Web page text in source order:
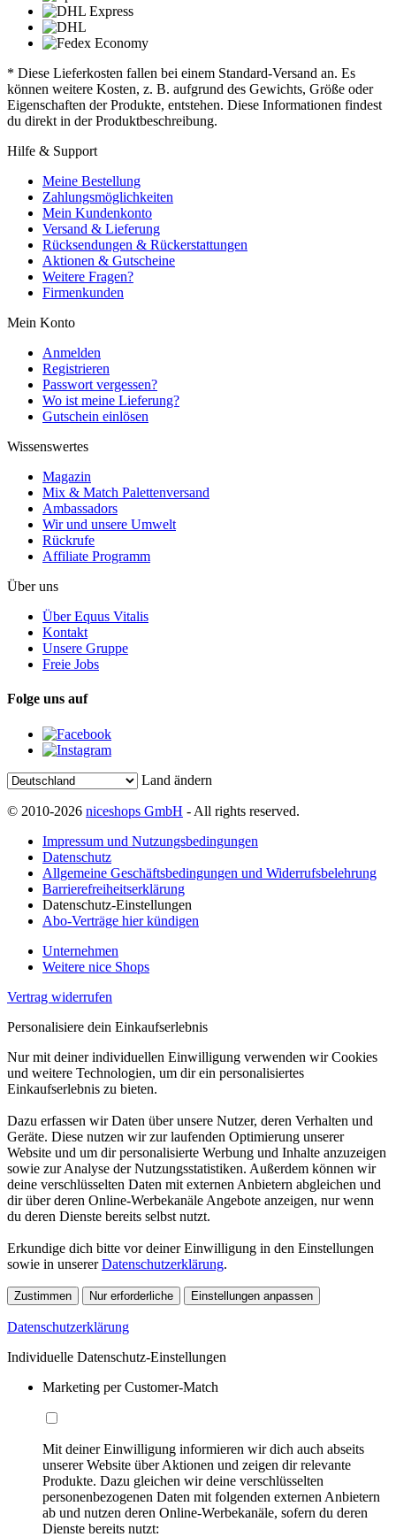
* Diese Lieferkosten fallen bei einem Standard-Versand an. Es
können weitere Kosten, z. B. aufgrund des Gewichts, Größe oder
Eigenschaften der Produkte, entstehen. Diese Informationen findest
du direkt in der Produktbeschreibung.
Hilfe & Support
Meine Bestellung
Zahlungsmöglichkeiten
Mein Kundenkonto
Versand & Lieferung
Rücksendungen & Rückerstattungen
Aktionen & Gutscheine
Weitere Fragen?
Firmenkunden
Mein Konto
Anmelden
Registrieren
Passwort vergessen?
Wo ist meine Lieferung?
Gutschein einlösen
Wissenswertes
Magazin
Mix & Match Palettenversand
Ambassadors
Wir und unsere Umwelt
Rückrufe
Affiliate Programm
Über uns
Über Equus Vitalis
Kontakt
Unsere Gruppe
Freie Jobs
Folge uns auf
Land ändern
© 2010-2026 niceshops GmbH - All rights reserved.
Impressum und Nutzungsbedingungen
Datenschutz
Allgemeine Geschäftsbedingungen und Widerrufsbelehrung
Barrierefreiheitserklärung
Datenschutz-Einstellungen
Abo-Verträge hier kündigen
Unternehmen
Weitere nice Shops
Vertrag widerrufen
Personalisiere dein Einkaufserlebnis
Nur mit deiner individuellen Einwilligung verwenden wir Cookies
und weitere Technologien, um dir ein personalisiertes
Einkaufserlebnis zu bieten.
Dazu erfassen wir Daten über unsere Nutzer, deren Verhalten und
Geräte. Diese nutzen wir zur laufenden Optimierung unserer
Website und um dir personalisierte Werbung und Inhalte anzuzeigen
sowie zur Analyse der Nutzungsstatistiken. Außerdem können wir
deine verschlüsselten Daten mit externen Anbietern abgleichen und
dir über deren Online-Werbekanäle Angebote anzeigen, nur wenn
du deren Dienste bereits selbst nutzt.
Erkundige dich bitte vor deiner Einwilligung in den Einstellungen
sowie in unsererDatenschutzerklärung.
Zustimmen Nur erforderliche Einstellungen anpassen
Datenschutzerklärung
Individuelle Datenschutz-Einstellungen
Marketing per Customer-Match
Mit deiner Einwilligung informieren wir dich auch abseits
unserer Website über Aktionen und zeigen dir relevante
Produkte. Dazu gleichen wir deine verschlüsselten
personenbezogenen Daten mit folgenden externen Anbietern
ab und nutzen deren Online-Werbekanäle, sofern du deren
Dienste bereits nutzt: